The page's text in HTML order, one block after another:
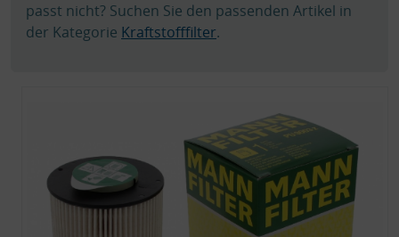
passt nicht? Suchen Sie den passenden Artikel in
der Kategorie Kraftstofffilter.